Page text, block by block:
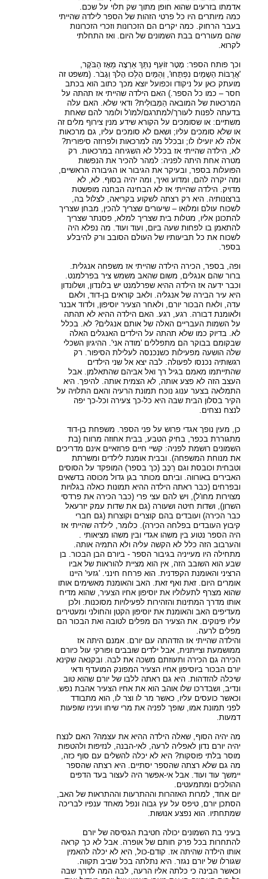
אדמתו בזרעים שהוא חופן מתוך שק תלוי על שכם.
כמה מיותרים היו כל פרטי הזהות של הספר לילדה שהייתי
בעבר הרחוק. כמה יקרים הם הזכרונות וזכרי הזכרונות
שהם מעוררים בבת השמונים של היום. ואז התחלתי
לקרוא.
וכך פותח הספר: מָטָר זוֹעֵף נִתַּךְ אַרְצָה מֵאָז הַבֹּקֶר,
'אֲרֻבּוֹת הַשָמַיִם נִפְתָּחוּ', וְהַמַּיִם הָלְכוּ הָלֹךְ וְגָבֹר. (משפט זה
מועתק כאן על ניקודו וכפועל יוצא מכך כתוב הוא בכתב
חסר – כמו כל הספר.) האם הילדה שהייתי אז תהתה על
המרכאות של המובאה הַמַּבּוּלִית? ודאי שלא. האם עלה
בדעתה לפנות לעורך/למתרגם/למו'ל ולומר להם שאחת
משתיים: או שסומכים על הקורא שידע מנין צירוף מלים זה
או שלא סומכים עליו; ושאם לא סומכים עליו, גם מרכאות
אלה לא יועילו לו; ובכלל מה למרכאות ולפרוזה סיפורית?
לא, הילדה שהייתי אז בכלל לא השגיחה במרכאות. רק
מטרה אחת היתה לפניה: למהר להכיר את הנפשות
הפועלות בספר, ובעיקר את הגיבור או הגיבורה הראשיים,
ומה יקרה להם, ומדוע ואיך, ומה יהיה בסוף. לא, לא
מדויק. הילדה שהייתי אז לא הבחינה הבחנה מופשטת
ברצונותיה. היא רק רצתה לשקוע בקריאה, לצלול בה,
לשכוח עולם ומלואו – שיעורים שצריך להכין, מבחן שצריך
להתכונן אליו, מטלות בית שצריך למלא, פסנתר שצריך
להתאמן בו לפחות שעה ביום, ועוד ועוד. מה נפלא היה
לשכוח את כל תביעותיו של העולם הסובב ורק להיבלע
בספר.
ופה, בספר, הכירה הילדה שהייתי אז משפחה אנגלית.
ברור שהם אנגלים, משום שהאב משמש ציר בפרלמנט.
וכבר ידעה אז הילדה ההיא שפרלמנט יש בלונדון, ושלונדון
היא עיר הבירה של אנגליה. ולאב קוראים בן-דוד, ולאם
עדה, ולאח הבכור יורם, ולאחר הצעיר יוסיפון, ולדוד אבנר
ולאומנת דבורה. רגע, רגע. האם הילדה ההיא לא תהתה
על השמות העבריים האלה של אותם אנגלים? לא. בכלל
לא. בדיוק כמו שלא תהתה על הילדים האנגלים האלה
שבקומם בבוקר הם מתפללים 'מודה אני'. ההיגיון השכלי
שלה הושעה מפעילות כשנכנסה לעלילת הסיפור. רק
רגשותיה נכנסו לפעולה. לבה יצא אל שני הילדים
שהתייתמו מאמם בגיל רך ואל אביהם שהתאלמן. אבל
העצב הזה לא פצע אותה, לא הצמית אותה. להיפך. היא
התמלאה בצער ענוג נוכח תמונת הרעיה והאם התלויה על
הקיר בסלון הבית שבה היא כל-כך צעירה וכל-כך יפה
לנצח נצחים.
כן, מעין נופך אגדי פרוש על פני הספר. משפחת בן-דוד
מתגוררת בכפר, בחיק הטבע, בבית אחוזה מרווח (בת
השמונים רושמת לפניה: קשיי חיים פרוזאיים אינם מדריכים
את מנוחת המשפחה). ובבית אומנת לילדים ומשרתת
וטבחית וכובסת וגם רַכָּב (כך בספר) המופקד על הסוסים
האבירים באורווה. וביתם מכותר בגן גדול מכוסה בדשאים
ובפרחים (כבר ראתה הילדה ההיא תמונות כאלה בגלויות
מצוירות מחו'ל), ויש להם עצי פרי (כבר הכירה את פרדסי
השרון), ושדות חיטה ושעורה (גם את שדות עמק יזרעאל
כבר הכירה) ועובדים בהם קוצרים וקוצרות (גם חברי
קיבוץ העובדים בפלחה הכירה). כלומר, לילדה שהייתי אז
היה הספר נטוע בין משהו אגדי ובין משהו מציאותי .
והערבוב הזה כלל לא הקשה עליה ולא התמיה אותה.
מתחילה היו מעייניה בגיבור הספר - ביורם הבן הבכור. בן
שבע הוא השובב הזה, אין הוא מציית להוראות של אביו
הרציני והאומנת הקפדנית. הוא פרחח חינני. 'גזעי' היינו
אומרים היום. זאת ואף זאת. האב והאומנת מאשימים אותו
שהוא מצרף לתעלוליו את יוסיפון אחיו הצעיר, שהוא מדיח
אותו מדרך המתינות והזהירות לפעילויות מסוכנות. ולכן
מעדיפים האב והאומנת את יוסיפון הקטן והחולני ומעטירים
עליו פינוקים. את הצעיר הם מפלים לטובה ואת הבכור הם
מפלים לרעה.
והילדה שהייתי אז הזדהתה עם יורם. אמנם היתה אז
ממושמעת וצייתנית, אבל ילדים שובבים ופורקי עול כיורם
הכירה גם הכירה ותעוזתם משכה את לבה. ובקנאה שקינא
יורם הבכור ביוסיפון אחיו הצעיר המפונק המועדף ודאי
שיכלה להזדהות. היא גם ראתה ללבו של יורם שהוא טוב
ונדיב, ושבדרכו שלו אוהב הוא את אחיו הצעיר אהבת נפש.
וכאשר כועסים עליו, כאשר מר לו וצר לו, הוא מתבודד
לפני תמונת אמו, שופך לפניה את מרי שיחו ועיניו שופעות
דמעות.
מה יהיה הסוף, שאלה הילדה ההיא את עצמה? האם לנצח
יהיה יורם נדון לאפליה לרעה, לאי-הבנה, לנזיפות ולהטפות
מוסר בלתי פוסקות? היא לא יכלה להשלים עם סוף כזה,
מה גם שלא רצתה שהספר יסתיים. היא רצתה שהספר
יימשך עוד ועוד. אבל אי-אפשר היה לעצור בעד הדפים
ההולכים ומתמעטים.
יום אחד, למרות האזהרות וההתרעות וההתראות של האב,
הסתכן יורם, טיפס על עץ גבוה ונפל מאחד ענפיו לבריכה
שמתחתיו. הוא נפצע אנושות.
בעיני בת השמונים יכולה חטיבת הגסיסה של יורם
להתחרות בכל פרק חותם של אופרה. אבל לא כך קראה
אותו הילדה שהיתה אז. קודם-כול, היא לא יכלה להאמין
שגורלו של יורם נגזר. היא נתלתה בכל שביב תקווה.
וכאשר הבינה כי כלתה אליו הרעה, לבה המה לדרך שבה